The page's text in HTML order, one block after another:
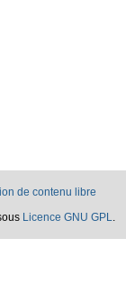
de contenu libre
Licence GNU GPL.